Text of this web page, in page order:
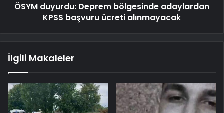
ÖSYM duyurdu: Deprem bölgesinde adaylardan
KPSS başvuru ücreti alınmayacak
İlgili Makaleler